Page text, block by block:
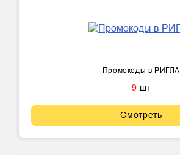
Промокоды в РИГЛА
9 шт
Смотреть